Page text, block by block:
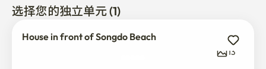
禁止音乐声、高声放歌等中间噪音
（请遵守客房礼仪，因楼层噪音及骚乱行为引起的投诉持
选择您的独立单元 (1)
House in front of Songdo Beach
13